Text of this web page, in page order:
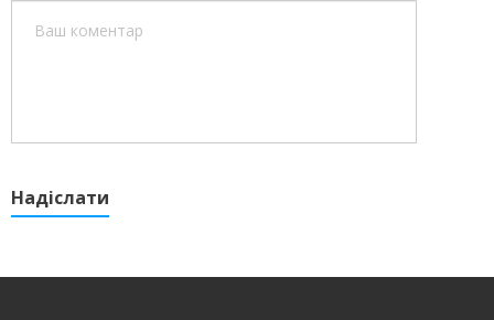
Надіслати